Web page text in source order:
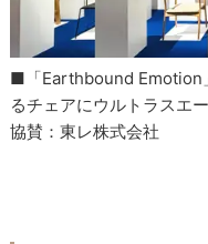
■「Earthbound Emotion
るチェアにウルトラスエ
協賛：東レ株式会社